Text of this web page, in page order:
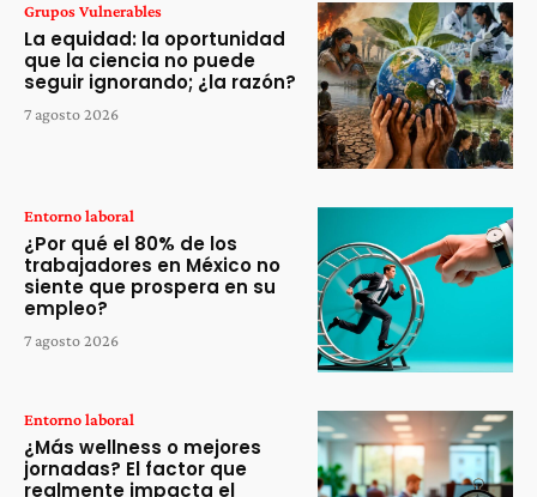
Grupos Vulnerables
La equidad: la oportunidad
que la ciencia no puede
seguir ignorando; ¿la razón?
7 agosto 2026
Entorno laboral
¿Por qué el 80% de los
trabajadores en México no
siente que prospera en su
empleo?
7 agosto 2026
Entorno laboral
¿Más wellness o mejores
jornadas? El factor que
realmente impacta el